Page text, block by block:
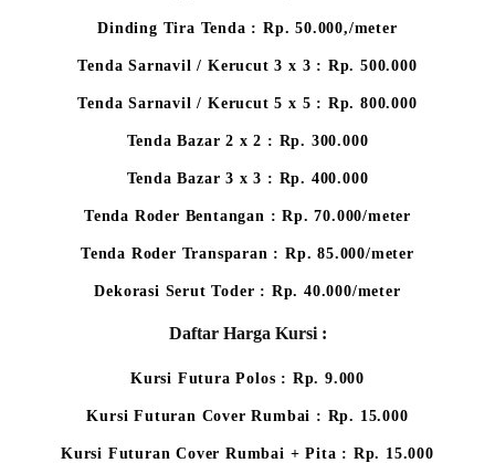
Dinding Tira Tenda : Rp. 50.000,/meter
Tenda Sarnavil / Kerucut 3 x 3 : Rp. 500.000
Tenda Sarnavil / Kerucut 5 x 5 : Rp. 800.000
Tenda Bazar 2 x 2 : Rp. 300.000
Tenda Bazar 3 x 3 : Rp. 400.000
Tenda Roder Bentangan : Rp. 70.000/meter
Tenda Roder Transparan : Rp. 85.000/meter
Dekorasi Serut Toder : Rp. 40.000/meter
Daftar Harga Kursi :
Kursi Futura Polos : Rp. 9.000
Kursi Futuran Cover Rumbai : Rp. 15.000
Kursi Futuran Cover Rumbai + Pita : Rp. 15.000